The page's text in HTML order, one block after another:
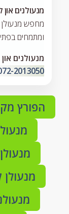
מנעולנים און
ומתמחים
מנעולנים און
2013050
הפורץ
מנעולן